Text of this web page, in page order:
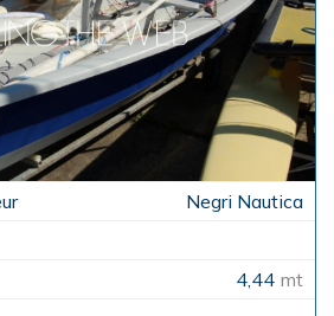
Negri Nautica
4,44 mt